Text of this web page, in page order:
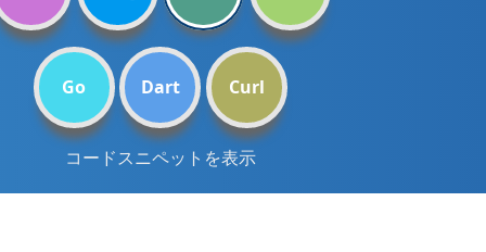
Go Dart Curl
コードスニペットを表示